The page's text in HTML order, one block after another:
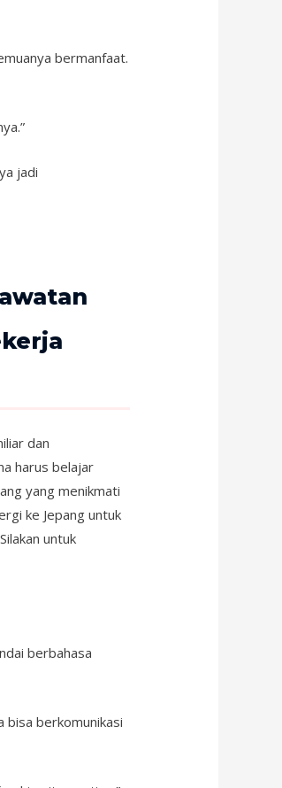
bermanfaat.
jadi
dan
harus belajar
yang menikmati
ke Jepang untuk
untuk
berbahasa
bisa berkomunikasi